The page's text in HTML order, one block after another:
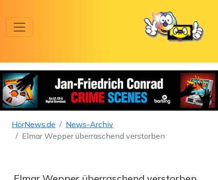
HörNews.de
News-Archiv
Elmar Wepper überraschend verstorben